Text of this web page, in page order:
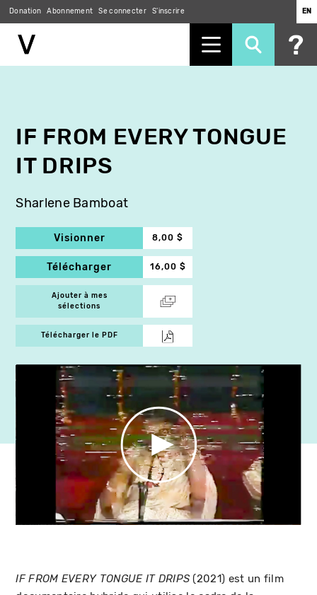
Donation Abonnement Se connecter S'inscrire EN
IF FROM EVERY TONGUE
IT DRIPS
Sharlene Bamboat
Visionner 8,00 $
Télécharger 16,00 $
Ajouter à mes
sélections
Télécharger le PDF
IF FROM EVERY TONGUE IT DRIPS (2021) est un film